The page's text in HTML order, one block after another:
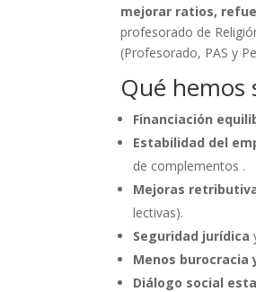
mejorar ratios,
profesorado de
(Profesorado, PAS y
Qué hemos
Financiación
Estabilidad del
de complementos .
Mejoras
lectivas).
Seguridad jurídica
Menos burocracia
Diálogo social